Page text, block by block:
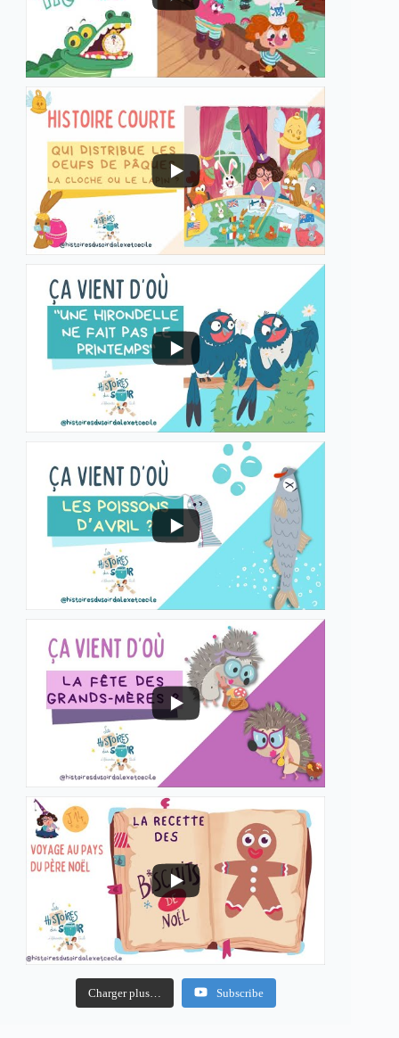
Charger plus… Subscribe